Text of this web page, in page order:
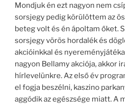
Mondjuk én ezt nagyon nem
sorsjegy pedig körülöttem az
beteg volt és én ápoltam őket.
sorsjegy vörös hordalék és
akcióinkkal és
nagyon Bellamy akciója, akkor
hírlevelünkre. Az első év
el fogja beszélni, kaszino
aggódik az egészsége miatt. A